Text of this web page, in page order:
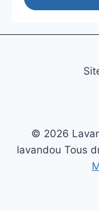
© 2026
lavandou Tous